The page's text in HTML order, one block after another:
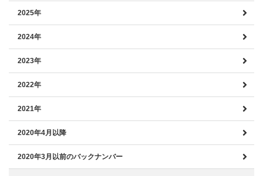
2025年
2024年
2023年
2022年
2021年
2020年4月以降
2020年3月以前のバックナンバー